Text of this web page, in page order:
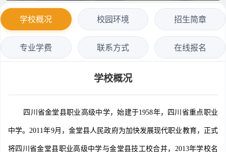
学校概况 校园环境 招生简章
专业学费 联系方式 在线报名
学校概况
四川省金堂县职业高级中学，始建于1958年，四川省重点职业
中学。2011年9月，金堂县人民政府为加快发展现代职业教育，正式
将四川省金堂县职业高级中学与金堂县技工校合并，2013年学校名